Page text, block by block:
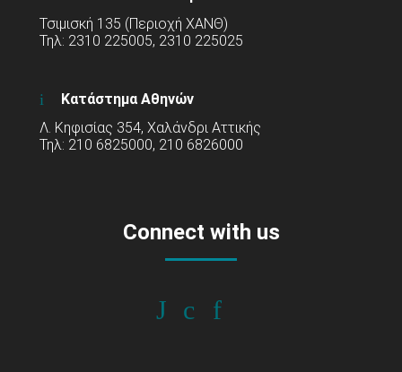
Τσιμισκή 135 (Περιοχή ΧΑΝΘ)
Τηλ: 2310 225005, 2310 225025
Κατάστημα Αθηνών
Λ. Κηφισίας 354, Χαλάνδρι Αττικής
Τηλ: 210 6825000, 210 6826000
Connect with us